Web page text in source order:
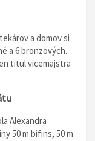
a domov si
a 6 bronzových.
titul vicemajstra
Alexandra
50 m bifins, 50 m